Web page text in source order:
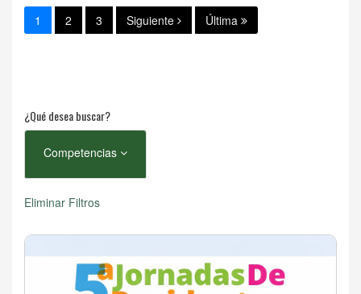
1 2 3 Siguiente Última
¿Qué desea buscar?
Competencias
Eliminar Filtros